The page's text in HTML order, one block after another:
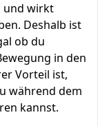
und wirkt
Deshalb ist
ob du
in den
Vorteil ist,
während dem
kannst.